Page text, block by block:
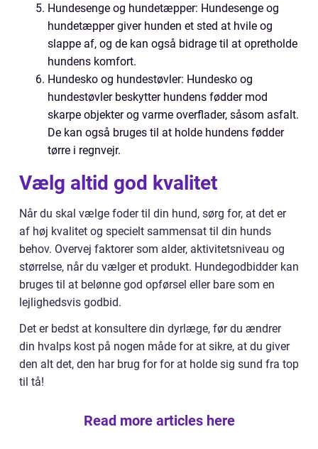
Hundesenge og hundetæpper: Hundesenge og
hundetæpper giver hunden et sted at hvile og
slappe af, og de kan også bidrage til at opretholde
hundens komfort.
Hundesko og hundestøvler: Hundesko og
hundestøvler beskytter hundens fødder mod
skarpe objekter og varme overflader, såsom asfalt.
De kan også bruges til at holde hundens fødder
tørre i regnvejr.
Vælg altid god kvalitet
Når du skal vælge foder til din hund, sørg for, at det er
af høj kvalitet og specielt sammensat til din hunds
behov. Overvej faktorer som alder, aktivitetsniveau og
størrelse, når du vælger et produkt. Hundegodbidder kan
bruges til at belønne god opførsel eller bare som en
lejlighedsvis godbid.
Det er bedst at konsultere din dyrlæge, før du ændrer
din hvalps kost på nogen måde for at sikre, at du giver
den alt det, den har brug for for at holde sig sund fra top
til tå!
Read more articles here